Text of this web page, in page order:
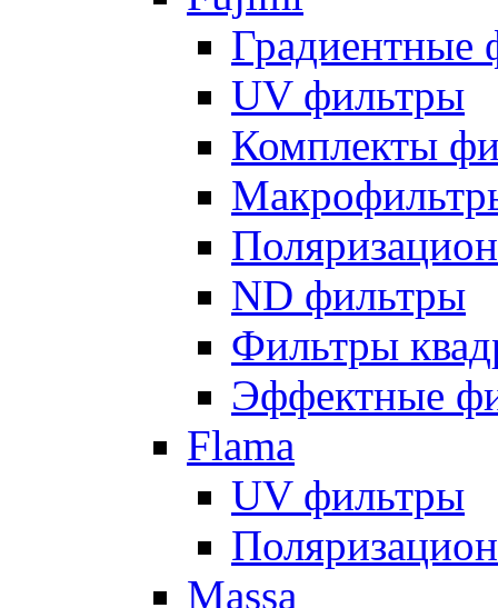
Градиентные
UV фильтры
Комплекты
ND фильтры
Фильтры
Эффектные
Flama
UV фильтры
Massa